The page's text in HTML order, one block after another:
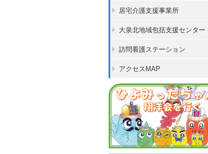
居宅介護支援事業所
大泉北地域包括支援センター
訪問看護ステーション
アクセスMAP